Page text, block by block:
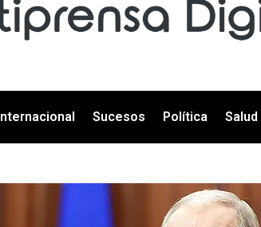
Internacional Sucesos Política Salud